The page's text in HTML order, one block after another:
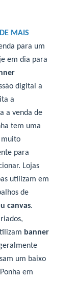
MAIS
para um
em dia para
digital a
a
a venda de
tem uma
muito
para
Lojas
utilizam em
de
canvas.
banner
um baixo
em